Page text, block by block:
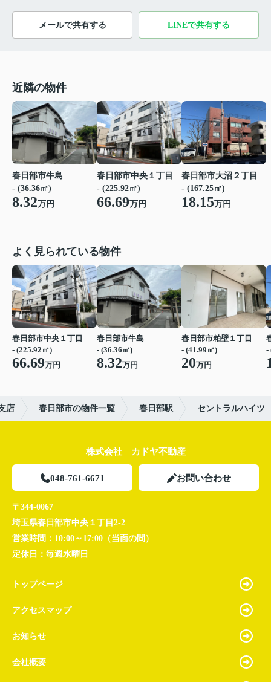
メールで共有する LINEで共有する
近隣の物件
春日部市牛島
- (36.36㎡)
8.32万円
春日部市中央１丁目
- (225.92㎡)
66.69万円
春日部市大沼２丁目
- (167.25㎡)
18.15万円
よく見られている物件
春日部市中央１丁目
- (225.92㎡)
66.69万円
春日部市牛島
- (36.36㎡)
8.32万円
春日部市粕壁１丁目
- (41.99㎡)
20万円
-
店 春日部市の物件一覧 春日部駅 セントラルハイツ
株式会社 カドヤ不動産
048-761-6671 お問い合わせ
〒344-0067
埼玉県春日部市中央１丁目2-2
営業時間： 10:00～17:00（当面の間）
定休日： 毎週水曜日
トップページ
アクセスマップ
お知らせ
会社概要